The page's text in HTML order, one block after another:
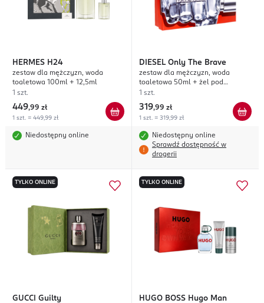
HERMES H24
zestaw dla mężczyzn, woda
toaletowa 100ml + 12,5ml
1 szt.
449,99 zł
1 szt. = 449,99 zł
Niedostępny online
DIESEL Only The Brave
zestaw dla mężczyzn, woda
toaletowa 50ml + żel pod
prysznic 75ml
1 szt.
319,99 zł
1 szt. = 319,99 zł
Niedostępny online
Sprawdź dostępność w
drogerii
TYLKO ONLINE
GUCCI Guilty
TYLKO ONLINE
HUGO BOSS Hugo Man